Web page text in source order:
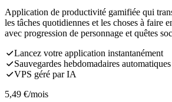
Application de productivité gamifiée qui
les tâches quotidiennes et les choses à faire
avec progression de personnage et quêtes
Lancez votre application instantanément
Sauvegardes hebdomadaires
VPS géré par IA
5,49 €/mois